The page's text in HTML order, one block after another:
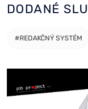
DODANÉ
#REDAKČNÝ SYSTÉM